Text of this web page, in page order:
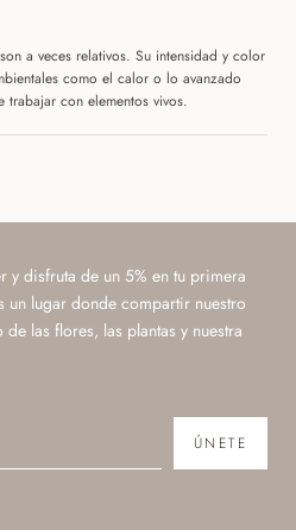
a veces relativos. Su intensidad y color
como el calor o lo avanzado
trabajar con elementos vivos.
y disfruta de un 5% en tu primera
un lugar donde compartir nuestro
las flores, las plantas y nuestra
ÚNETE